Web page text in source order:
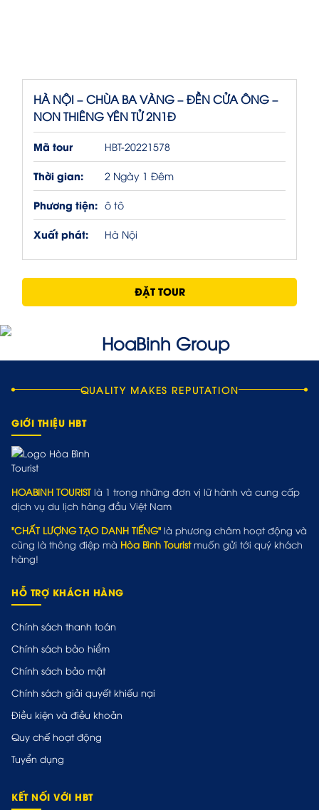
HÀ NỘI – CHÙA BA VÀNG – ĐỀN CỬA ÔNG –
NON THIÊNG YÊN TỬ 2N1Đ
Mã tour HBT-20221578
Thời gian: 2 Ngày 1 Đêm
Phương tiện: ô tô
Xuất phát: Hà Nội
ĐẶT TOUR
QUALITY MAKES REPUTATION
GIỚI THIỆU HBT
HOABINH TOURIST là 1 trong những đơn vị lữ hành và cung cấp
dịch vụ du lịch hàng đầu Việt Nam
"CHẤT LƯỢNG TẠO DANH TIẾNG" là phương châm hoạt động và
cũng là thông điệp mà Hòa Bình Touristmuốn gửi tới quý khách
hàng!
HỖ TRỢ KHÁCH HÀNG
Chính sách thanh toán
Chính sách bảo hiểm
Chính sách bảo mật
Chính sách giải quyết khiếu nại
Điều kiện và điều khoản
Quy chế hoạt động
Tuyển dụng
KẾT NỐI VỚI HBT